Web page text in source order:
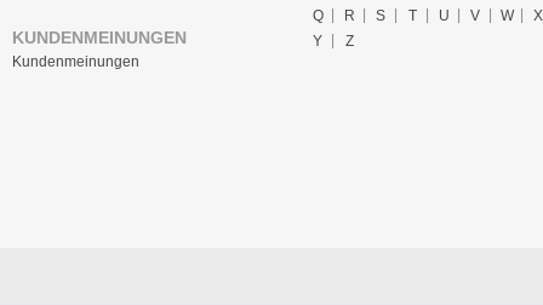
KUNDENMEINUNGEN
Kundenmeinungen
Q
R S T U V W
X
Y
Z